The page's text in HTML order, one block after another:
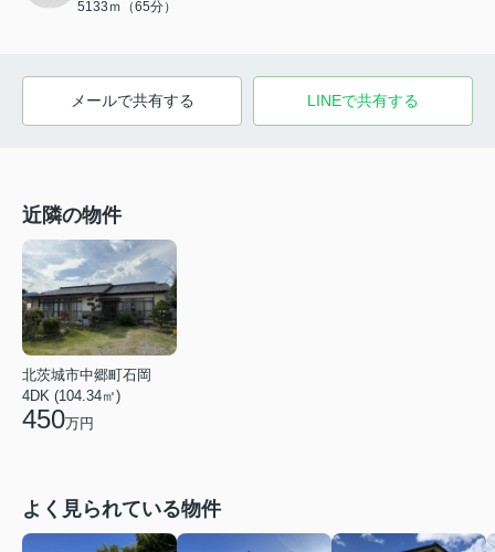
5133ｍ（65分）
メールで共有する LINEで共有する
近隣の物件
北茨城市中郷町石岡
4DK (104.34㎡)
450万円
よく見られている物件